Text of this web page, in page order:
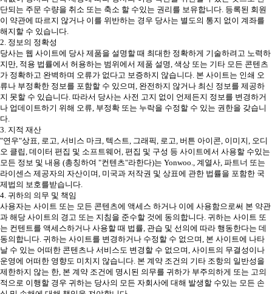
단되는 주문 수량을 취소 또는 축소 할 수있는 권리를 보유합니다. 등록된 회원
이 약관에 따르지 않거나 이를 위반하는 경우 당사는 별도의 통지 없이 계좌를
해지할 수 있습니다.
2. 정보의 정확성
당사는 웹 사이트에 당사 제품을 설명할 때 최대한 정확하게 기술하려고 노력하
지만, 적용 법률에서 허용하는 범위에서 제품 설명, 색상 또는 기타 모든 콘텐츠
가 정확하고 완벽하며 오류가 없다고 보증하지 않습니다. 본 사이트는 인쇄 오
류나 부정확한 정보를 포함할 수 있으며, 완전하지 않거나 최신 정보를 제공하
지 못할 수 있습니다. 따라서 당사는 사전 고지 없이 언제든지 정보를 변경하거
나 업데이트하기 위해 오류, 부정확 또는 누락을 수정할 수 있는 권한을 갖습니
다.
3. 지적 재산
"연우"상표, 로고, 서비스 마크, 텍스트, 그래픽, 로고, 버튼 아이콘, 이미지, 오디
오 클립, 데이터 편집 및 소프트웨어, 편집 및 구성 등 사이트에서 사용할 수있는
모든 정보 및 내용 (총칭하여 "컨텐츠"라한다)는 Yonwoo., 계열사, 파트너 또는
라이센스 제공자의 자산이며, 미국과 저작권 및 상표에 관한 법률을 포함한 국
제법의 보호를받습니다.
4. 귀하의 의무 및 책임
사용자는 사이트 또는 모든 콘텐츠에 액세스 하거나 이에 사용함으로써 본 약관
과 해당 사이트의 경고 또는 지침을 준수할 것에 동의합니다. 귀하는 사이트 또
는 컨텐트를 액세스하거나 사용할 때 법률, 관습 및 선의에 따라 행동한다는 데
동의합니다. 귀하는 사이트를 변경하거나 수정할 수 없으며, 본 사이트에 나타
날 수 있는 어떠한 콘텐츠나 서비스도 변경할 수 없으며, 사이트의 무결성이나
운영에 어떠한 영향도 미치지 않습니다. 본 계약 조건의 기타 조항의 일반성을
제한하지 않는 한, 본 계약 조건에 명시된 의무를 귀하가 부주의하게 또는 고의
적으로 이행할 경우 귀하는 당사의 모든 자회사에 대해 발생할 수있는 모든 손